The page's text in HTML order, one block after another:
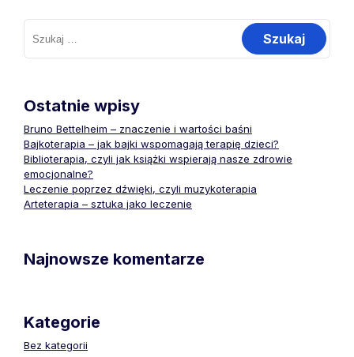
Szukaj:
Ostatnie wpisy
Bruno Bettelheim – znaczenie i wartości baśni
Bajkoterapia – jak bajki wspomagają terapię dzieci?
Biblioterapia, czyli jak książki wspierają nasze zdrowie
emocjonalne?
Leczenie poprzez dźwięki, czyli muzykoterapia
Arteterapia – sztuka jako leczenie
Najnowsze komentarze
Kategorie
Bez kategorii